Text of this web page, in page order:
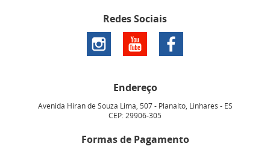
Redes Sociais
Endereço
Avenida Hiran de Souza Lima, 507- Planalto, Linhares - ES
CEP: 29906-305
Formas de Pagamento